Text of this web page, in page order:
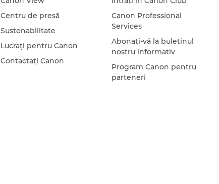
Centru de presă
Sustenabilitate
Lucraţi pentru Canon
Contactaţi Canon
Canon Professional
Services
Abonaţi-vă la buletinul
nostru informativ
Program Canon pentru
parteneri